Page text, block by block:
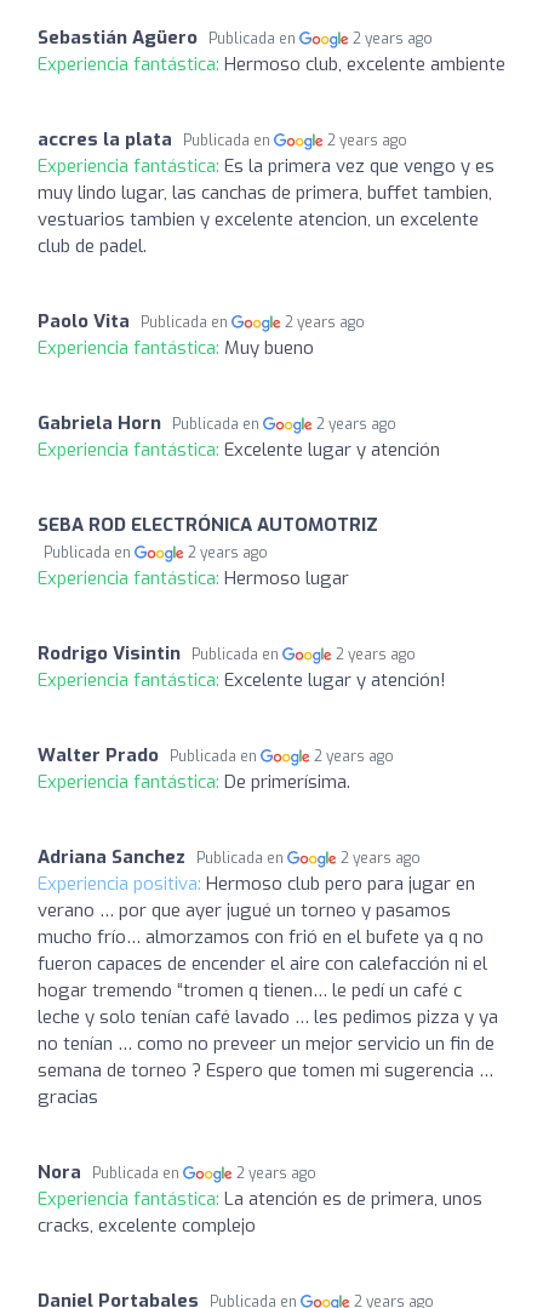
Sebastián Agüero Publicada en 2 years ago
Experiencia fantástica: Hermoso club, excelente ambiente
accres la plata Publicada en 2 years ago
Experiencia fantástica: Es la primera vez que vengo y es
muy lindo lugar, las canchas de primera, buffet tambien,
vestuarios tambien y excelente atencion, un excelente
club de padel.
Paolo Vita Publicada en 2 years ago
Experiencia fantástica: Muy bueno
Gabriela Horn Publicada en 2 years ago
Experiencia fantástica: Excelente lugar y atención
SEBA ROD ELECTRÓNICA AUTOMOTRIZ
Publicada en 2 years ago
Experiencia fantástica: Hermoso lugar
Rodrigo Visintin Publicada en 2 years ago
Experiencia fantástica: Excelente lugar y atención!
Walter Prado Publicada en 2 years ago
Experiencia fantástica: De primerísima.
Adriana Sanchez Publicada en 2 years ago
Experiencia positiva: Hermoso club pero para jugar en
verano … por que ayer jugué un torneo y pasamos
mucho frío… almorzamos con frió en el bufete ya q no
fueron capaces de encender el aire con calefacción ni el
hogar tremendo “tromen q tienen… le pedí un café c
leche y solo tenían café lavado … les pedimos pizza y ya
no tenían … como no preveer un mejor servicio un fin de
semana de torneo ? Espero que tomen mi sugerencia …
gracias
Nora Publicada en 2 years ago
Experiencia fantástica: La atención es de primera, unos
cracks, excelente complejo
Daniel Portabales Publicada en 2 years ago